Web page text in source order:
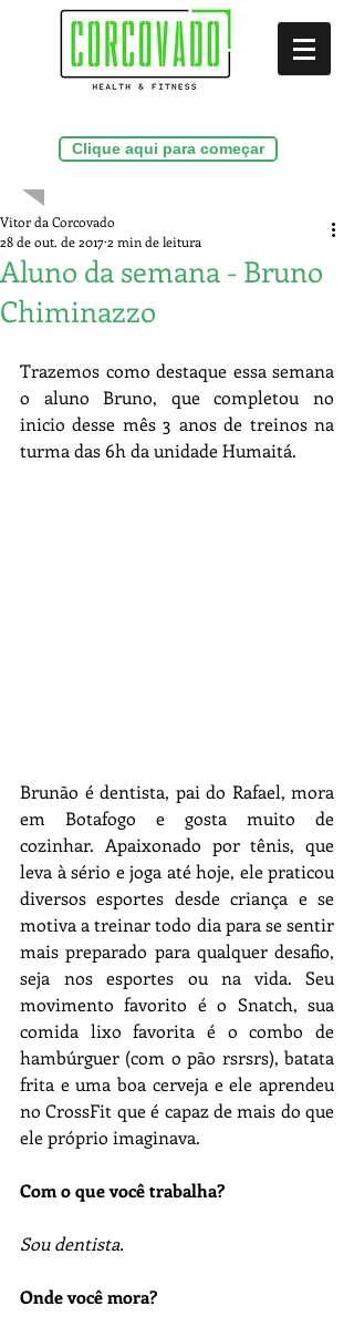
Clique aqui para começar
Aluno da semana - Bruno
Chiminazzo
Vitor da Corcovado
28 de out. de 20172 min de leitura
Trazemos como destaque essa semana
o aluno Bruno, que completou no
inicio desse mês 3 anos de treinos na
turma das 6h da unidade Humaitá.
Brunão é dentista, pai do Rafael, mora
em Botafogo e gosta muito de
cozinhar. Apaixonado por tênis, que
leva à sério e joga até hoje, ele praticou
diversos esportes desde criança e se
motiva a treinar todo dia para se sentir
mais preparado para qualquer desafio,
seja nos esportes ou na vida. Seu
movimento favorito é o Snatch, sua
comida lixo favorita é o combo de
hambúrguer (com o pão rsrsrs), batata
frita e uma boa cerveja e ele aprendeu
no CrossFit que é capaz de mais do que
ele próprio imaginava.
Com o que você trabalha?
Sou dentista.
Onde você mora?